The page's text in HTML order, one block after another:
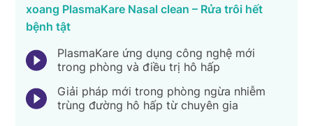
xoang PlasmaKare Nasal clean – Rửa trôi hết
bệnh tật
PlasmaKare ứng dụng công nghệ mới
trong phòng và điều trị hô hấp
Giải pháp mới trong phòng ngừa nhiễm
trùng đường hô hấp từ chuyên gia